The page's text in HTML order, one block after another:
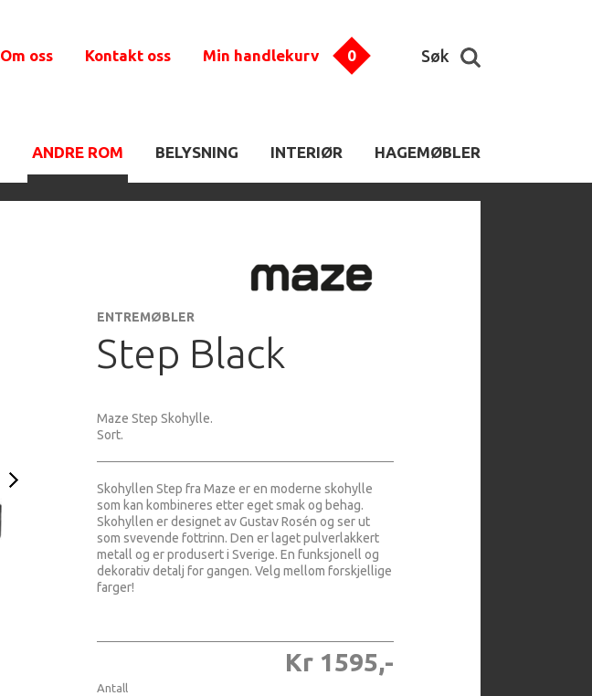
Om oss Kontakt oss Min handlekurv 0 Søk
ANDRE ROM BELYSNING INTERIØR HAGEMØBLER
ENTREMØBLER
Step Black
Maze Step Skohylle.
Sort.
Skohyllen Step fra Maze er en moderne skohylle
som kan kombineres etter eget smak og behag.
Skohyllen er designet av Gustav Rosén og ser ut
som svevende fottrinn. Den er laget pulverlakkert
metall og er produsert i Sverige. En funksjonell og
dekorativ detalj for gangen. Velg mellom forskjellige
farger!
Kr 1595,-
Antall